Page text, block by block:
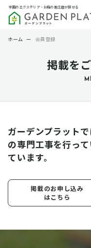
全国のエクステリア・お庭の施工店が探せる
掲載を
ホーム ー 会員登録
ガーデンプラット
の専門工事を行っ
ています。
掲載のお申し込み
はこちら